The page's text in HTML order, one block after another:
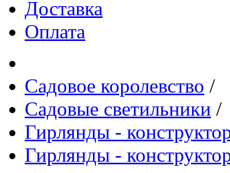
Доставка
Оплата
Садовое королевство /
Садовые светильники /
Гирлянды -
Гирлянды -